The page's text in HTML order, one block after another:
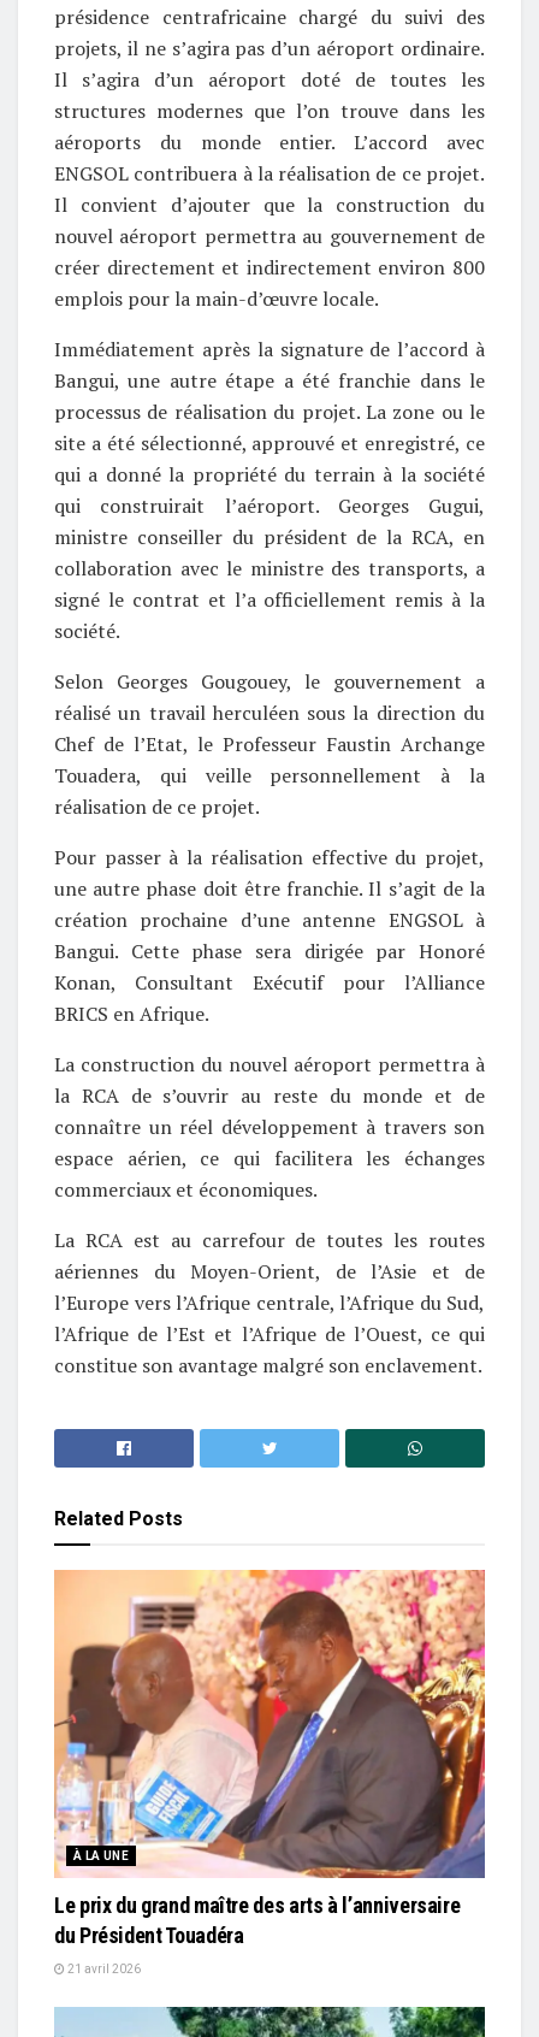
présidence centrafricaine chargé du suivi des
projets, il ne s’agira pas d’un aéroport ordinaire.
Il s’agira d’un aéroport doté de toutes les
structures modernes que l’on trouve dans les
aéroports du monde entier. L’accord avec
ENGSOL contribuera à la réalisation de ce projet.
Il convient d’ajouter que la construction du
nouvel aéroport permettra au gouvernement de
créer directement et indirectement environ 800
emplois pour la main-d’œuvre locale.
Immédiatement après la signature de l’accord à
Bangui, une autre étape a été franchie dans le
processus de réalisation du projet. La zone ou le
site a été sélectionné, approuvé et enregistré, ce
qui a donné la propriété du terrain à la société
qui construirait l’aéroport. Georges Gugui,
ministre conseiller du président de la RCA, en
collaboration avec le ministre des transports, a
signé le contrat et l’a officiellement remis à la
société.
Selon Georges Gougouey, le gouvernement a
réalisé un travail herculéen sous la direction du
Chef de l’Etat, le Professeur Faustin Archange
Touadera, qui veille personnellement à la
réalisation de ce projet.
Pour passer à la réalisation effective du projet,
une autre phase doit être franchie. Il s’agit de la
création prochaine d’une antenne ENGSOL à
Bangui. Cette phase sera dirigée par Honoré
Konan, Consultant Exécutif pour l’Alliance
BRICS en Afrique.
La construction du nouvel aéroport permettra à
la RCA de s’ouvrir au reste du monde et de
connaître un réel développement à travers son
espace aérien, ce qui facilitera les échanges
commerciaux et économiques.
La RCA est au carrefour de toutes les routes
aériennes du Moyen-Orient, de l’Asie et de
l’Europe vers l’Afrique centrale, l’Afrique du Sud,
l’Afrique de l’Est et l’Afrique de l’Ouest, ce qui
constitue son avantage malgré son enclavement.
Related Posts
À LA UNE
Le prix du grand maître des arts à l’anniversaire
du Président Touadéra
21 avril 2026